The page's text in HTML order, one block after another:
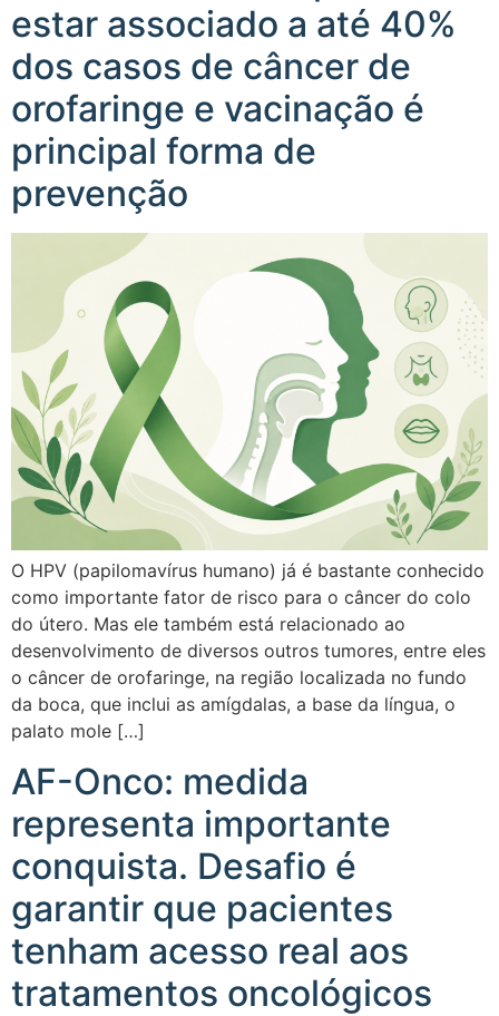
estar associado a até 40%
dos casos de câncer de
orofaringe e vacinação é
principal forma de
prevenção
O HPV (papilomavírus humano) já é bastante conhecido
como importante fator de risco para o câncer do colo
do útero. Mas ele também está relacionado ao
desenvolvimento de diversos outros tumores, entre eles
o câncer de orofaringe, na região localizada no fundo
da boca, que inclui as amígdalas, a base da língua, o
palato mole […]
AF-Onco: medida
representa importante
conquista. Desafio é
garantir que pacientes
tenham acesso real aos
tratamentos oncológicos